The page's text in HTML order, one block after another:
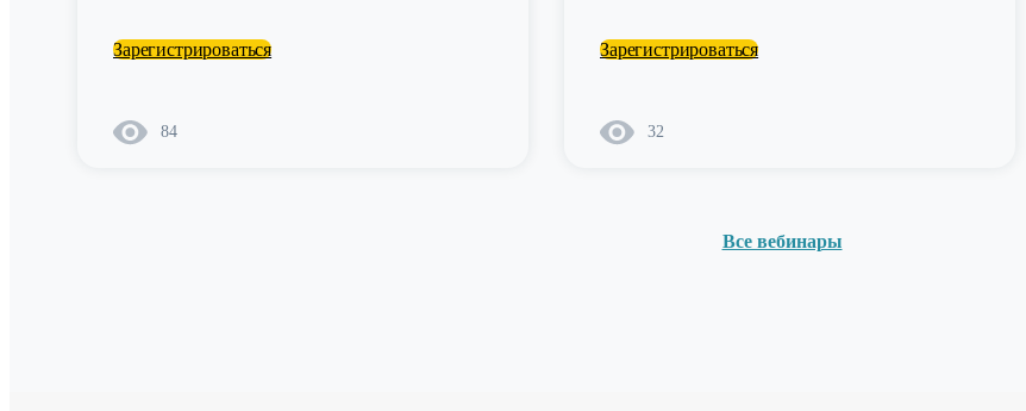
Зарегистрироваться
84
Зарегистрироваться
32
Все вебинары